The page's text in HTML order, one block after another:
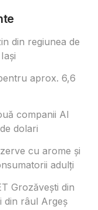
din regiunea de
aprox. 6,6
companii AI
dolari
cu arome și
adulți
Grozăvești din
din râul Argeș